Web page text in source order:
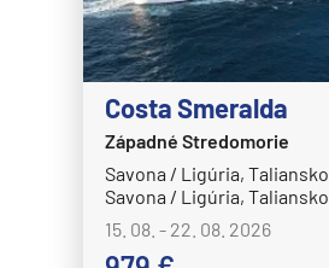
Costa Smeralda
Západné Stredomorie
Savona / Ligúria, Taliansko
Savona / Ligúria, Taliansko
15. 08. - 22. 08. 2026